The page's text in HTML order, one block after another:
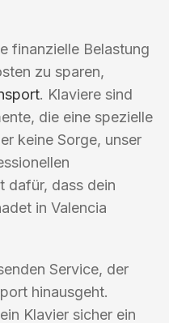
finanzielle Belastung
zu sparen,
. Klaviere sind
die eine spezielle
keine Sorge, unser
dafür, dass dein
in Valencia
Service, der
hinausgeht.
Klavier sicher ein